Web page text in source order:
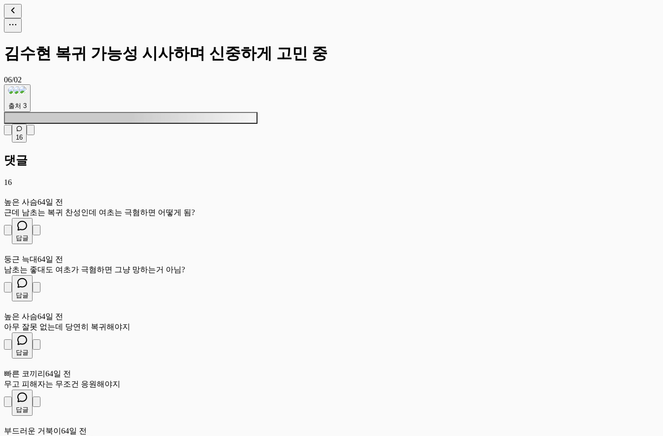
김수현 복귀 가능성 시사하며 신중하게 고민 중
06/02
출처 3
16
댓글
16
높은 사슴64일 전
근데 남초는 복귀 찬성인데 여초는 극혐하면 어떻게 됨?
답글
둥근 늑대64일 전
남초는 좋대도 여초가 극혐하면 그냥 망하는거 아님?
답글
높은 사슴64일 전
아무 잘못 없는데 당연히 복귀해야지
답글
빠른 코끼리 64일 전
무고 피해자는 무조건 응원해야지
답글
부드러운 거북이 64일 전